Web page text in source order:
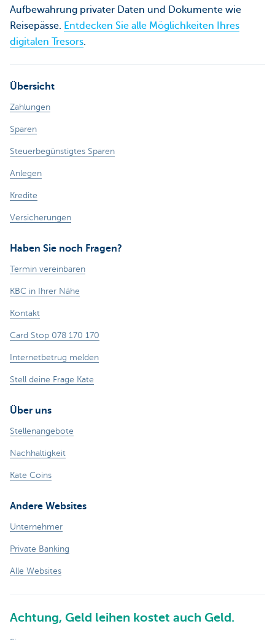
Aufbewahrung privater Daten und Dokumente wie
Reisepässe.
Entdecken Sie alle Möglichkeiten Ihres
digitalen Tresors
Übersicht
Zahlungen
Sparen
Steuerbegünstigtes Sparen
Anlegen
Kredite
Versicherungen
Haben Sie noch Fragen?
Termin vereinbaren
KBC in Ihrer Nähe
Kontakt
Card Stop 078 170 170
Internetbetrug melden
Stell deine Frage Kate
Über uns
Stellenangebote
Nachhaltigkeit
Kate Coins
Andere Websites
Unternehmer
Private Banking
Alle Websites
Achtung, Geld leihen kostet auch Geld.